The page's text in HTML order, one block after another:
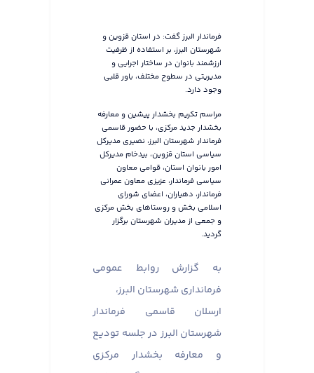
فرماندار البرز گفت: در استان قزوین و
شهرستان البرز، بر استفاده از ظرفیت
ارزشمند بانوان در ساختار اجرایی و
مدیریتی در سطوح مختلف، باور قلبی
وجود دارد.
مراسم تکریم بخشدار پیشین و معارفه
بخشدار جدید مرکزی، با حضور قاسمی
فرماندار شهرستان البرز، نصیری مدیرکل
سیاسی استان قزوین، بیدخام مدیرکل
امور بانوان استان، قوامی معاون
سیاسی فرماندار، عزیزی معاون عمرانی
فرماندار، دهیاران، اعضای شورای
اسلامی بخش و روستاهای بخش مرکزی
و جمعی از مدیران شهرستان برگزار
گردید.
به گزارش روابط عمومی
فرمانداری شهرستان البرز،
ارسلان قاسمی فرماندار
شهرستان البرز در جلسه تودیع
و معارفه بخشدار مرکزی